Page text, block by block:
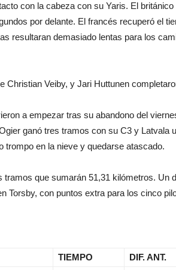
con la cabeza con su Yaris. El
por delante. El francés recuperó el
resultaran demasiado lentas para los
Christian Veiby, y Jari Huttunen
a empezar tras su abandono del
ganó tres tramos con su C3 y Latvala
trompo en la nieve y quedarse atascado.
tramos que sumarán 51,31 kilómetros. Un
Torsby, con puntos extra para los cinco
TIEMPO DIF. ANT.